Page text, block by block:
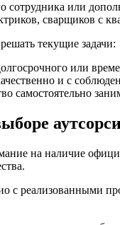
сотрудника или
сварщиков с
текущие задачи:
или
и с
самостоятельно
на наличие
с реализованными